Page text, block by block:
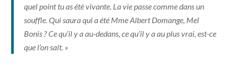
quel point tu as été vivante. La vie passe comme dans un
souffle. Qui saura qui a été Mme Albert Domange, Mel
Bonis ? Ce qu’il y a au-dedans, ce qu’il y a au plus vrai, est-ce
que l’on sait. »